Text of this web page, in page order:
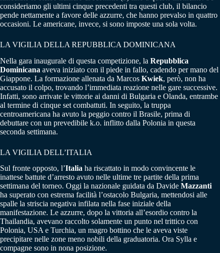
consideriamo gli ultimi cinque precedenti tra questi club, il bilancio
pende nettamente a favore delle azzurre, che hanno prevalso in quattro
occasioni. Le americane, invece, si sono imposte una sola volta.
LA VIGILIA DELLA REPUBBLICA DOMINICANA
Nella gara inaugurale di questa competizione, la Repubblica
Dominicana aveva iniziato con il piede in fallo, cadendo per mano del
Giappone. La formazione allenata da Marcos Kwiek, però, non ha
accusato il colpo, trovando l’immediata reazione nelle gare successive.
Infatti, sono arrivate le vittorie ai danni di Bulgaria e Olanda, entrambe
al termine di cinque set combattuti. In seguito, la truppa
centroamericana ha avuto la peggio contro il Brasile, prima di
debuttare con un prevedibile k.o. inflitto dalla Polonia in questa
seconda settimana.
LA VIGILIA DELL’ITALIA
Sul fronte opposto, l’Italia ha riscattato in modo convincente le
inattese battute d’arresto avuto nelle ultime tre partite della prima
settimana del torneo. Oggi la nazionale guidata da Davide Mazzanti
ha superato con estrema facilità l’ostacolo Bulgaria, mettendosi alle
spalle la striscia negativa infilata nella fase iniziale della
manifestazione. Le azzurre, dopo la vittoria all’esordio contro la
Thailandia, avevano raccolto solamente un punto nel trittico con
Polonia, USA e Turchia, un magro bottino che le aveva viste
precipitare nelle zone meno nobili della graduatoria. Ora Sylla e
compagne sono in nona posizione.